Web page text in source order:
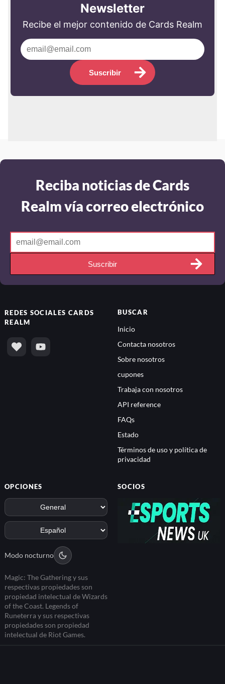
Newsletter
Recibe el mejor contenido de Cards Realm
Suscribir
Reciba noticias de Cards
Realm vía correo electrónico
Suscribir
REDES SOCIALES CARDS
REALM
BUSCAR
Inicio
Contacta nosotros
Sobre nosotros
cupones
Trabaja con nosotros
API reference
FAQs
Estado
Términos de uso y política de
privacidad
OPCIONES
Modo nocturno
Magic: The Gathering y sus
respectivas propiedades son
propiedad intelectual de Wizards
of the Coast. Legends of
Runeterra y sus respectivas
propiedades son propiedad
intelectual de Riot Games.
SOCIOS